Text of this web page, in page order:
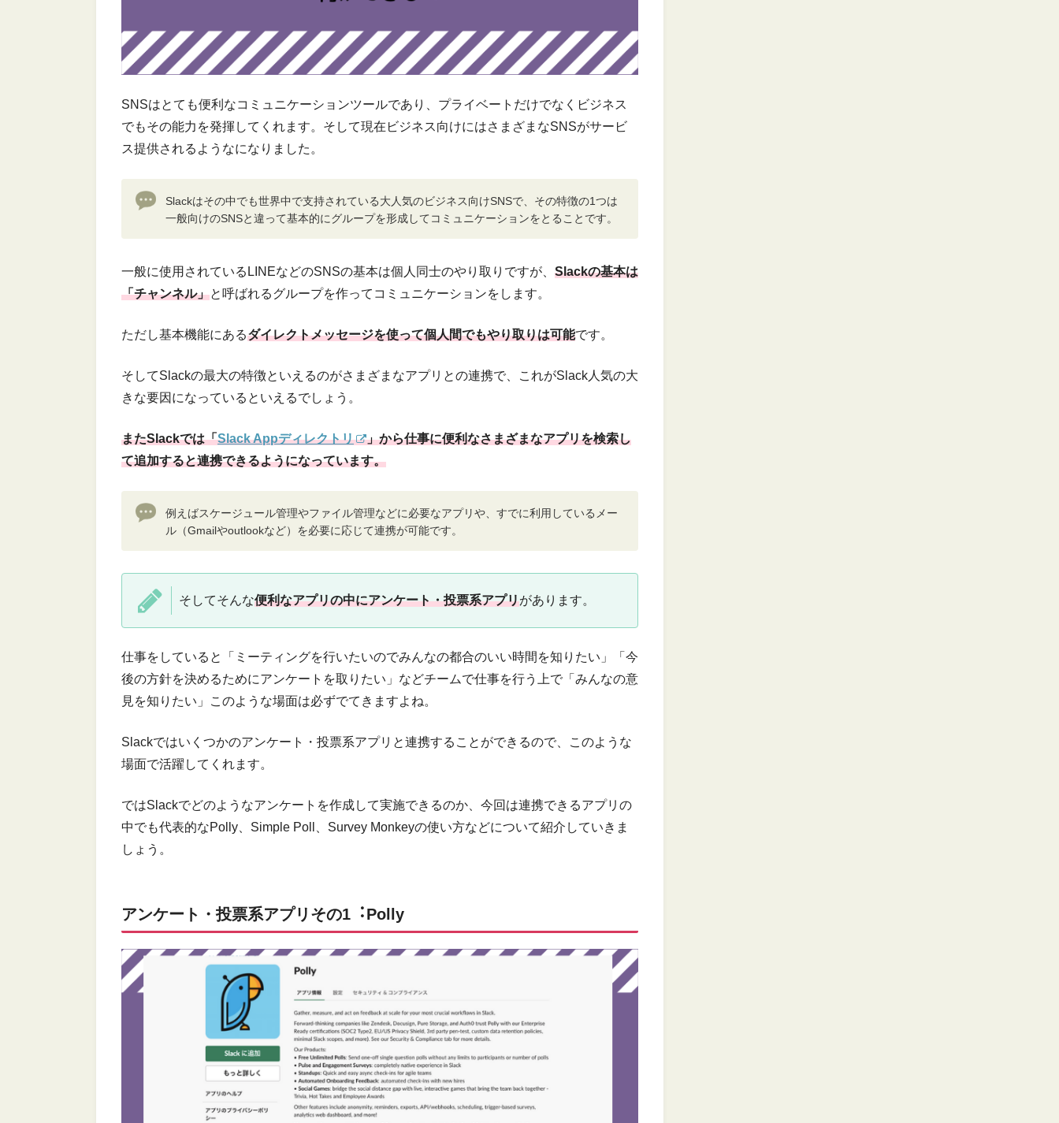
SNSはとても便利なコミュニケーションツールであり、プライベートだけでなくビジネス
でもその能力を発揮してくれます。そして現在ビジネス向けにはさまざまなSNSがサービ
ス提供されるようなになりました。
Slackはその中でも世界中で支持されている大人気のビジネス向けSNSで、その特徴の1つは
一般向けのSNSと違って基本的にグループを形成してコミュニケーションをとることです。
一般に使用されているLINEなどのSNSの基本は個人同士のやり取りですが、 Slackの基本は
「チャンネル」と呼ばれるグループを作ってコミュニケーションをします。
ただし基本機能にあるダイレクトメッセージを使って個人間でもやり取りは可能です。
そしてSlackの最大の特徴といえるのがさまざまなアプリとの連携で、これがSlack人気の大
きな要因になっているといえるでしょう。
またSlackでは「Slack Appディレクトリ
」から仕事に便利なさまざまなアプリを検索し
て追加すると連携できるようになっています。
例えばスケージュール管理やファイル管理などに必要なアプリや、すでに利用しているメー
ル（Gmailやoutlookなど）を必要に応じて連携が可能です。
そしてそんな便利なアプリの中にアンケート・投票系アプリがあります。
仕事をしていると「ミーティングを行いたいのでみんなの都合のいい時間を知りたい」「今
後の方針を決めるためにアンケートを取りたい」などチームで仕事を行う上で「みんなの意
見を知りたい」このような場面は必ずでてきますよね。
Slackではいくつかのアンケート・投票系アプリと連携することができるので、このような
場面で活躍してくれます。
ではSlackでどのようなアンケートを作成して実施できるのか、今回は連携できるアプリの
中でも代表的なPolly、Simple Poll、Survey Monkeyの使い方などについて紹介していきま
しょう。
アンケート・投票系アプリその1︓Polly